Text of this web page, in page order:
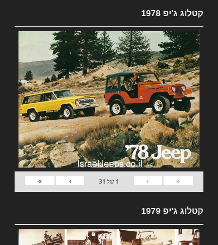
קטלוג ג'יפ 1978
«
‹
1 של 31
›
»
קטלוג ג'יפ 1979